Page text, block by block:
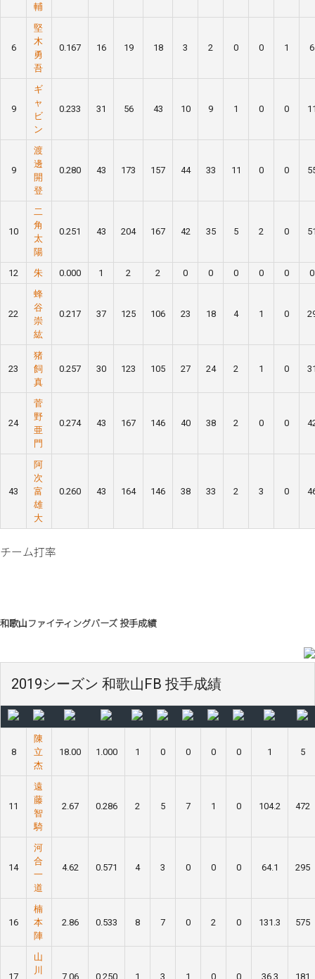
輔
6
堅
木
勇
吾
0.167 16 19 18 3 2 0 0 1 6
9
ギ
ャ
ビ
ン
0.233 31 56 43 10 9 1 0 0
9
渡
邊
開
登
0.280 43 173 157 44 33 11 0 0
10
二
角
太
陽
0.251 43 204 167 42 35 5 2 0
12 朱 0.000 1 2 2 0 0 0 0 0 0
22
蜂
谷
崇
紘
0.217 37 125 106 23 18 4 1 0
23
猪
飼
真
0.257 30 123 105 27 24 2 1 0
24
菅
野
亜
門
0.274 43 167 146 40 38 2 0 0
43
阿
次
富
雄
大
0.260 43 164 146 38 33 2 3 0
チーム打率
和歌山ファイティングバーズ 投手成績
2019シーズン 和歌山FB 投手成績
8
陳
立
杰
18.00 1.000 1 0 0 0 0 1 5
11
遠
藤
智
騎
2.67 0.286 2 5 7 1 0 104.2 472
14
河
合
一
道
4.62 0.571 4 3 0 0 0 64.1 295
16
楠
本
陣
2.86 0.533 8 7 0 2 0 131.3 575
17
山
川
7.06 0.250 1 3 1 0 0 36.3 181